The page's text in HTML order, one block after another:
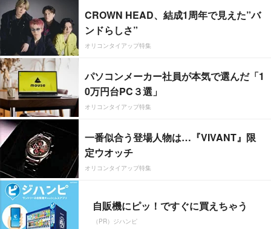
CROWN HEAD、結成1周年で見えた”バ
ンドらしさ”
オリコンタイアップ特集
パソコンメーカー社員が本気で選んだ「1
0万円台PC３選」
オリコンタイアップ特集
一番似合う登場人物は…『VIVANT』限
定ウオッチ
オリコンタイアップ特集
自販機にピッ！ですぐに買えちゃう
（PR）ジハンピ